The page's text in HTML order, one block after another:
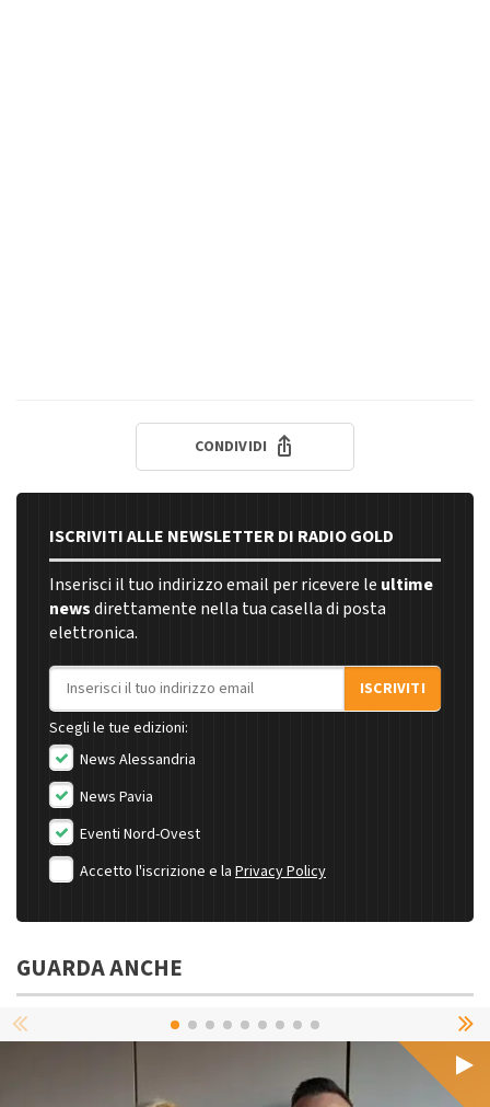
CONDIVIDI
ISCRIVITI ALLE NEWSLETTER DI RADIO GOLD
Inserisci il tuo indirizzo email per ricevere le ultime
newsdirettamente nella tua casella di posta
elettronica.
Indirizzo email
ISCRIVITI
Scegli le tue edizioni:
News Alessandria
News Pavia
Eventi Nord-Ovest
Accetto l'iscrizione e la Privacy Policy
GUARDA ANCHE